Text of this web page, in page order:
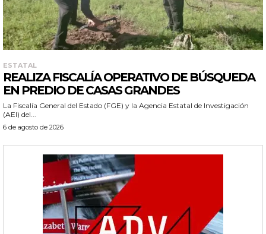
ESTATAL
REALIZA FISCALÍA OPERATIVO DE BÚSQUEDA
EN PREDIO DE CASAS GRANDES
La Fiscalía General del Estado (FGE) y la Agencia Estatal de Investigación
(AEI) del...
6 de agosto de 2026